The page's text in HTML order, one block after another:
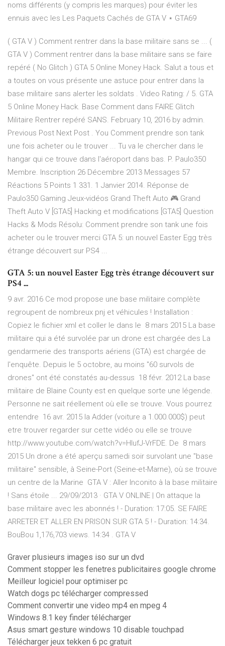
noms différents (y compris les marques) pour éviter les
ennuis avec les Les Paquets Cachés de GTA V ⋆ GTA69
( GTA V ) Comment rentrer dans la base militaire sans se ... (
GTA V ) Comment rentrer dans la base militaire sans se faire
repéré ( No Glitch ) GTA 5 Online Money Hack. Salut a tous et
a toutes on vous présente une astuce pour entrer dans la
base militaire sans alerter les soldats . Video Rating: / 5. GTA
5 Online Money Hack. Base Comment dans FAIRE Glitch
Militaire Rentrer repéré SANS. February 10, 2016 by admin.
Previous Post Next Post . You Comment prendre son tank
une fois acheter ou le trouver ... Tu va le chercher dans le
hangar qui ce trouve dans l'aéroport dans bas. P. Paulo350
Membre. Inscription 26 Décembre 2013 Messages 57
Réactions 5 Points 1 331. 1 Janvier 2014. Réponse de
Paulo350 Gaming Jeux-vidéos Grand Theft Auto 🎮 Grand
Theft Auto V [GTA5] Hacking et modifications [GTA5] Question
Hacks & Mods Résolu: Comment prendre son tank une fois
acheter ou le trouver merci GTA 5: un nouvel Easter Egg très
étrange découvert sur PS4 ...
GTA 5: un nouvel Easter Egg très étrange découvert sur
PS4 ...
9 avr. 2016 Ce mod propose une base militaire complète
regroupent de nombreux pnj et véhicules ! Installation :
Copiez le fichier xml et coller le dans le 8 mars 2015 La base
militaire qui a été survolée par un drone est chargée des La
gendarmerie des transports aériens (GTA) est chargée de
l'enquête. Depuis le 5 octobre, au moins "60 survols de
drones" ont été constatés au-dessus 18 févr. 2012 La base
militaire de Blaine County est en quelque sorte une légende.
Personne ne sait réellement où elle se trouve. Vous pourrez
entendre 16 avr. 2015 la Adder (voiture a 1.000.000$) peut
etre trouver regarder sur cette vidéo ou elle se trouve
http://www.youtube.com/watch?v=HIufJ-VrFDE. De 8 mars
2015 Un drone a été aperçu samedi soir survolant une "base
militaire" sensible, à Seine-Port (Seine-et-Marne), où se trouve
un centre de la Marine GTA V : Aller Inconito à la base militaire
! Sans étoile ... 29/09/2013 · GTA V ONLINE | On attaque la
base militaire avec les abonnés ! - Duration: 17:05. SE FAIRE
ARRETER ET ALLER EN PRISON SUR GTA 5 ! - Duration: 14:34.
BouBou 1,176,703 views. 14:34 . GTA V
Graver plusieurs images iso sur un dvd
Comment stopper les fenetres publicitaires google chrome
Meilleur logiciel pour optimiser pc
Watch dogs pc télécharger compressed
Comment convertir une video mp4 en mpeg 4
Windows 8.1 key finder télécharger
Asus smart gesture windows 10 disable touchpad
Télécharger jeux tekken 6 pc gratuit